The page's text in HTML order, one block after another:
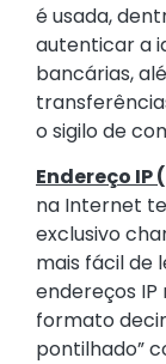
é usada,
autenticar a
bancárias,
o sigilo de
Endereço
na Internet
exclusivo
mais fácil de
endereços
formato
pontilhado”